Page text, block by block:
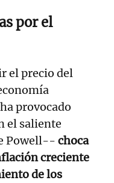
por el
el precio del
provocado
el saliente
Powell-- choca
creciente
de los